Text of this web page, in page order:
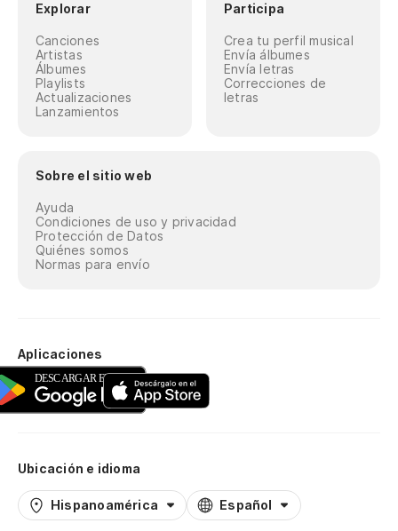
Explorar
Canciones
Artistas
Álbumes
Playlists
Actualizaciones
Lanzamientos
Participa
Crea tu perfil musical
Envía álbumes
Envía letras
Correcciones de
letras
Sobre el sitio web
Ayuda
Condiciones de uso y privacidad
Protección de Datos
Quiénes somos
Normas para envío
Aplicaciones
Ubicación e idioma
Hispanoamérica Español